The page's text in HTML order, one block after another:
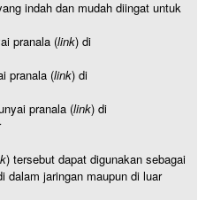
indah dan mudah diingat untuk
pranala (link) di
pranala (link) di
pranala (link) di
) tersebut dapat digunakan sebagai
dalam jaringan maupun di luar